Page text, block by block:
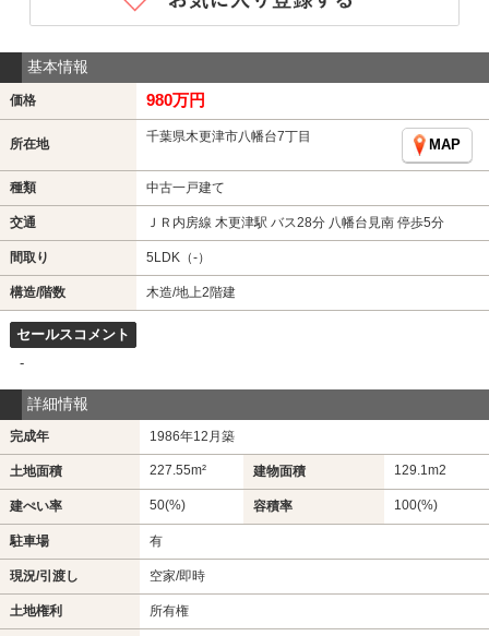
基本情報
価格 980万円
所在地 千葉県木更津市八幡台7丁目
MAP
種類 中古一戸建て
交通 ＪＲ内房線 木更津駅 バス28分 八幡台見南 停歩5分
間取り 5LDK（-）
構造/階数 木造/地上2階建
セールスコメント
-
詳細情報
完成年 1986年12月築
土地面積 227.55m² 建物面積 129.1m2
建ぺい率 50(%) 容積率 100(%)
駐車場 有
現況/引渡し 空家/即時
土地権利 所有権